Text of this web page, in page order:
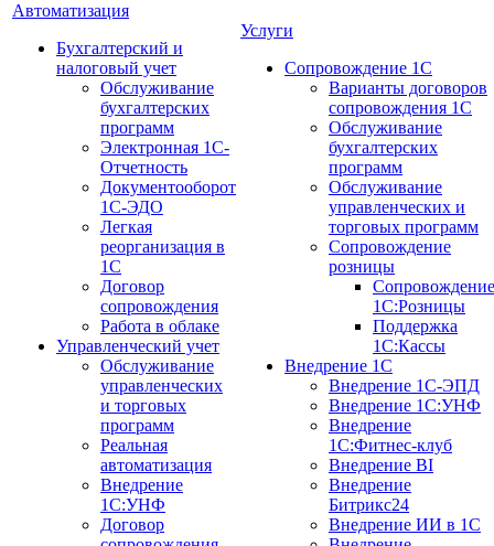
Автоматизация
Бухгалтерский и
налоговый учет
Обслуживание
бухгалтерских
программ
Электронная 1С-
Отчетность
Документооборот
1С-ЭДО
Легкая
реорганизация в
1С
Договор
сопровождения
Работа в облаке
Управленческий учет
Обслуживание
управленческих
и торговых
программ
Реальная
автоматизация
Внедрение
1С:УНФ
Договор
Услуги
Сопровождение 1С
Варианты договоров
сопровождения 1С
Обслуживание
бухгалтерских
программ
Обслуживание
управленческих и
торговых программ
Сопровождение
розницы
Сопровождение
1С:Розницы
Поддержка
1С:Кассы
Внедрение 1С
Внедрение 1С-ЭПД
Внедрение 1С:УНФ
Внедрение
1С:Фитнес-клуб
Внедрение BI
Внедрение
Битрикс24
Внедрение ИИ в 1С